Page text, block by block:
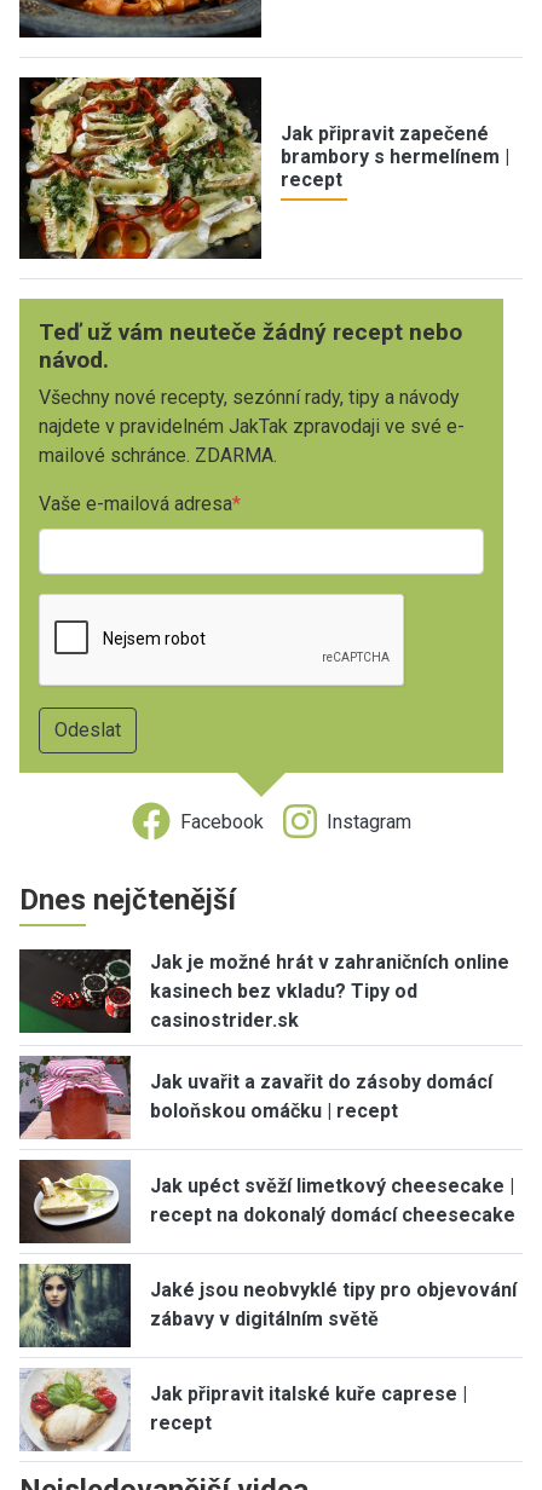
Jak připravit zapečené
brambory s hermelínem |
recept
Teď už vám neuteče žádný recept nebo
návod.
Všechny nové recepty, sezónní rady, tipy a návody
najdete v pravidelném JakTak zpravodaji ve své e-
mailové schránce. ZDARMA.
Vaše e-mailová adresa
Facebook Instagram
Dnes nejčtenější
Jak je možné hrát v zahraničních online
kasinech bez vkladu? Tipy od
casinostrider.sk
Jak uvařit a zavařit do zásoby domácí
boloňskou omáčku | recept
Jak upéct svěží limetkový cheesecake |
recept na dokonalý domácí cheesecake
Jaké jsou neobvyklé tipy pro objevování
zábavy v digitálním světě
Jak připravit italské kuře caprese |
recept